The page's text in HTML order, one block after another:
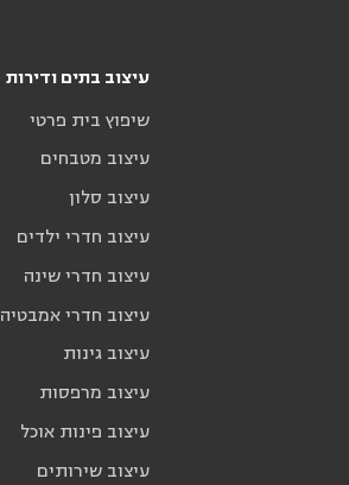
עיצוב בתים ודירות
שיפוץ בית פרטי
עיצוב מטבחים
עיצוב סלון
עיצוב חדרי ילדים
עיצוב חדרי שינה
עיצוב חדרי אמבטיה
עיצוב גינות
עיצוב מרפסות
עיצוב פינות אוכל
עיצוב שירותים